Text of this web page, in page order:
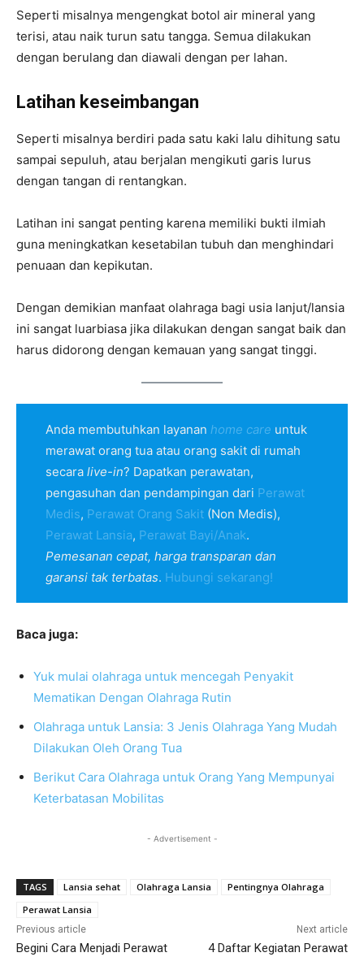
Seperti misalnya mengengkat botol air mineral yang
terisi, atau naik turun satu tangga. Semua dilakukan
dengan berulang dan diawali dengan per lahan.
Latihan keseimbangan
Seperti misalnya berdiri pada satu kaki lalu dihitung satu
sampai sepuluh, atau berjalan mengikuti garis lurus
dengan tangan di rentangkan.
Latihan ini sangat penting karena memiliki bukti ilmiah
guna meningkatkan kesetabilan tubuh dan menghindari
penuaan dan kepikutan.
Dengan demikian manfaat olahraga bagi usia lanjut/lansia
ini sangat luarbiasa jika dilakukan dengan sangat baik dan
harus didorong dengan kemauan yang sangat tinggi.
Anda membutuhkan layanan home care untuk
merawat orang tua atau orang sakit di rumah
secara live-in? Dapatkan perawatan,
pengasuhan dan pendampingan dari Perawat
Medis, Perawat Orang Sakit(Non Medis),
Perawat Lansia, Perawat Bayi/Anak.
Pemesanan cepat, harga transparan dan
garansi tak terbatas. Hubungi sekarang!
Baca juga:
Yuk mulai olahraga untuk mencegah Penyakit
Mematikan Dengan Olahraga Rutin
Olahraga untuk Lansia: 3 Jenis Olahraga Yang Mudah
Dilakukan Oleh Orang Tua
Berikut Cara Olahraga untuk Orang Yang Mempunyai
Keterbatasan Mobilitas
- Advertisement -
TAGS Lansia sehat Olahraga Lansia
Pentingnya Olahraga
Perawat Lansia
Previous article
Begini Cara Menjadi Perawat
Next article
4 Daftar Kegiatan Perawat